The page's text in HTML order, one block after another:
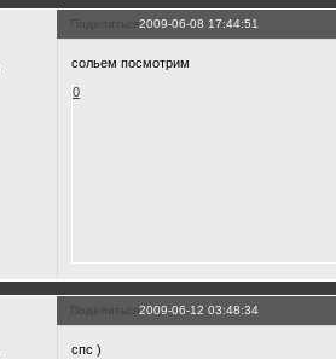
Поделиться2009-06-08 17:44:51
сольем посмотрим
0
Поделиться2009-06-12 03:48:34
cпс )